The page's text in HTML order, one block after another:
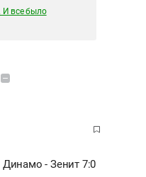
И все было
Динамо - Зенит 7:0